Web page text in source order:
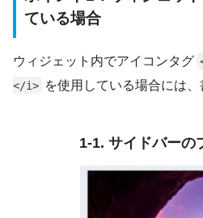
ている場合
ウィジェット内でアイコンタグ
</i> を使用している場合には、
1-1. サイドバーの